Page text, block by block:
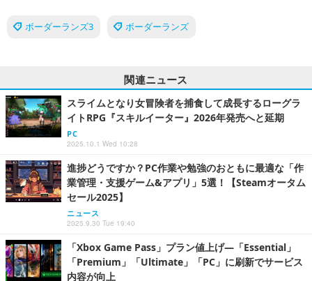
ボーダーランズ3 ボーダーランズ
関連ニュース
スライムとなり女冒険者を捕食して成長するローグラ
イトRPG『スキルイーター』2026年発売へと延期
PC
2025.10.1 Wed 10:28
進捗どうですか？PC作業や勉強のおともに最適な「作
業管理・支援ゲーム&アプリ」5選！【Steamオータム
セール2025】
ニュース
2025.9.30 Tue 19:40
「Xbox Game Pass」プラン値上げ―「Essential」
「Premium」「Ultimate」「PC」に刷新でサービス
内容が向上